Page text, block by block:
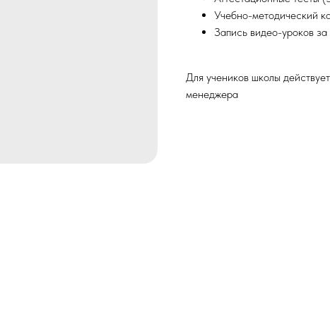
Учебно-методический
Запись видео-уроков за
Для учеников школы
менеджера